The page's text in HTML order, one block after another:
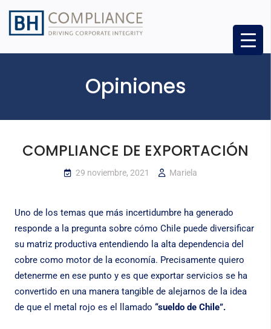
Opiniones
COMPLIANCE DE EXPORTACIÓN
29 noviembre, 2021 Mariela
Uno de los temas que más incertidumbre ha generado
responde a la pregunta sobre cómo Chile puede diversificar
su matriz productiva entendiendo la alta dependencia del
cobre como motor de la economía. Precisamente quiero
detenerme en ese punto y es que exportar servicios se ha
convertido en una manera tangible de alejarnos de la idea
de que el metal rojo es el llamado “sueldo de Chile”.